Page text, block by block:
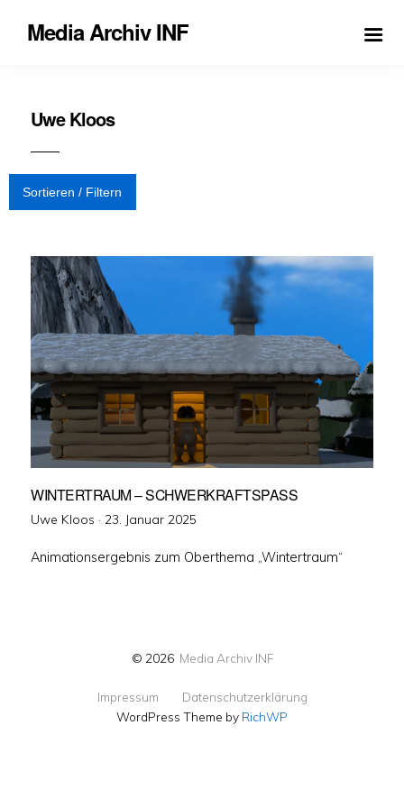
Media Archiv INF
Uwe Kloos
Sortieren / Filtern
WINTERTRAUM – SCHWERKRAFTSPASS
Uwe Kloos · Veröffentlicht
23. Januar 2025
Animationsergebnis zum Oberthema „Wintertraum“
© 2026 Media Archiv INF
Impressum
Datenschutzerklärung
WordPress Theme by RichWP